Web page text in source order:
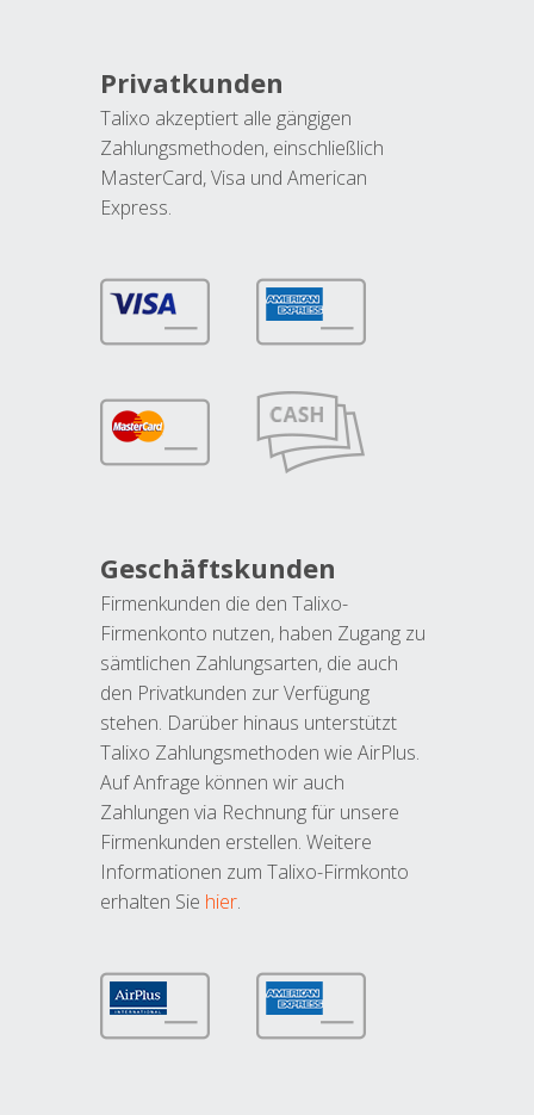
Privatkunden
Talixo akzeptiert alle gängigen
Zahlungsmethoden, einschließlich
MasterCard, Visa und American
Express.
Geschäftskunden
Firmenkunden die den Talixo-
Firmenkonto nutzen, haben Zugang zu
sämtlichen Zahlungsarten, die auch
den Privatkunden zur Verfügung
stehen. Darüber hinaus unterstützt
Talixo Zahlungsmethoden wie AirPlus.
Auf Anfrage können wir auch
Zahlungen via Rechnung für unsere
Firmenkunden erstellen. Weitere
Informationen zum Talixo-Firmkonto
erhalten Sie hier.